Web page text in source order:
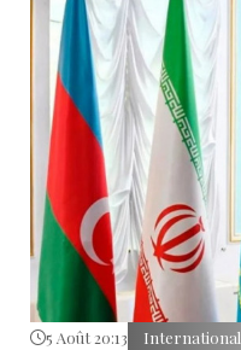
5 Août 20:13 International